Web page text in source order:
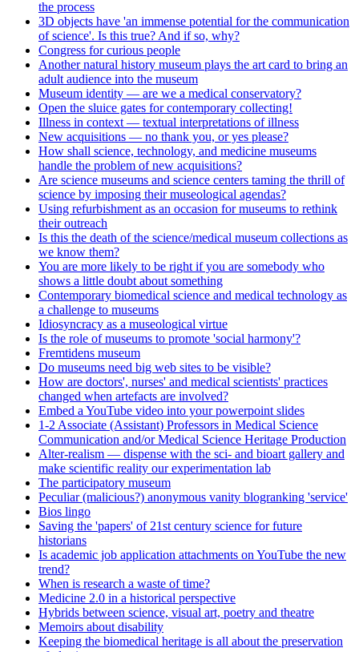
the process
3D objects have 'an immense potential for the communication
of science'. Is this true? And if so, why?
Congress for curious people
Another natural history museum plays the art card to bring an
adult audience into the museum
Museum identity — are we a medical conservatory?
Open the sluice gates for contemporary collecting!
Illness in context — textual interpretations of illness
New acquisitions — no thank you, or yes please?
How shall science, technology, and medicine museums
handle the problem of new acquisitions?
Are science museums and science centers taming the thrill of
science by imposing their museological agendas?
Using refurbishment as an occasion for museums to rethink
their outreach
Is this the death of the science/medical museum collections as
we know them?
You are more likely to be right if you are somebody who
shows a little doubt about something
Contemporary biomedical science and medical technology as
a challenge to museums
Idiosyncracy as a museological virtue
Is the role of museums to promote 'social harmony'?
Fremtidens museum
Do museums need big web sites to be visible?
How are doctors', nurses' and medical scientists' practices
changed when artefacts are involved?
Embed a YouTube video into your powerpoint slides
1-2 Associate (Assistant) Professors in Medical Science
Communication and/or Medical Science Heritage Production
Alter-realism — dispense with the sci- and bioart gallery and
make scientific reality our experimentation lab
The participatory museum
Peculiar (malicious?) anonymous vanity blogranking 'service'
Bios lingo
Saving the 'papers' of 21st century science for future
historians
Is academic job application attachments on YouTube the new
trend?
When is research a waste of time?
Medicine 2.0 in a historical perspective
Hybrids between science, visual art, poetry and theatre
Memoirs about disability
Keeping the biomedical heritage is all about the preservation